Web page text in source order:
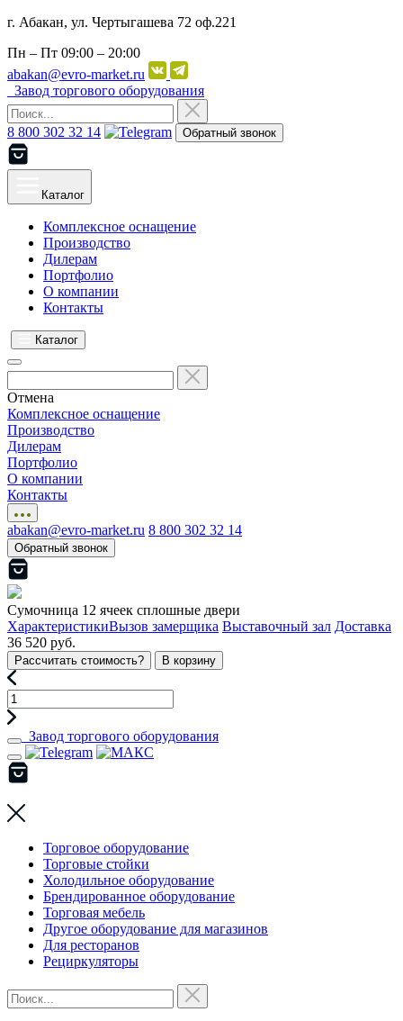
г. Абакан, ул. Чертыгашева 72 оф.221
Пн – Пт 09:00 – 20:00
abakan@evro-market.ru
Завод торгового оборудования
8 800 302 32 14 Обратный звонок
Каталог
Комплексное оснащение
Производство
Дилерам
Портфолио
О компании
Контакты
Каталог
Отмена
Комплексное оснащение
Производство
Дилерам
Портфолио
О компании
Контакты
abakan@evro-market.ru 8 800 302 32 14
Обратный звонок
Сумочница 12 ячеек сплошные двери
ХарактеристикиВызов замерщика Выставочный зал Доставка
36 520 руб.
Рассчитать стоимость? В корзину
Завод торгового оборудования
Торговое оборудование
Торговые стойки
Холодильное оборудование
Брендированное оборудование
Торговая мебель
Другое оборудование для магазинов
Для ресторанов
Рециркуляторы